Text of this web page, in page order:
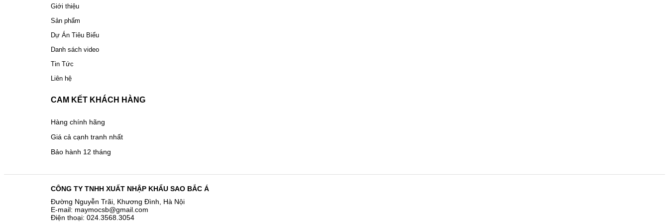
Giới thiệu
Sản phẩm
Dự Án Tiêu Biểu
Danh sách video
Tin Tức
Liên hệ
CAM KẾT KHÁCH HÀNG
Hàng chính hãng
Giá cả cạnh tranh nhất
Bảo hành 12 tháng
CÔNG TY TNHH XUẤT NHẬP KHẨU SAO BẮC Á
Đường Nguyễn Trãi, Khương Đình, Hà Nội
E-mail: maymocsb@gmail.com
Điện thoại: 024.3568.3054